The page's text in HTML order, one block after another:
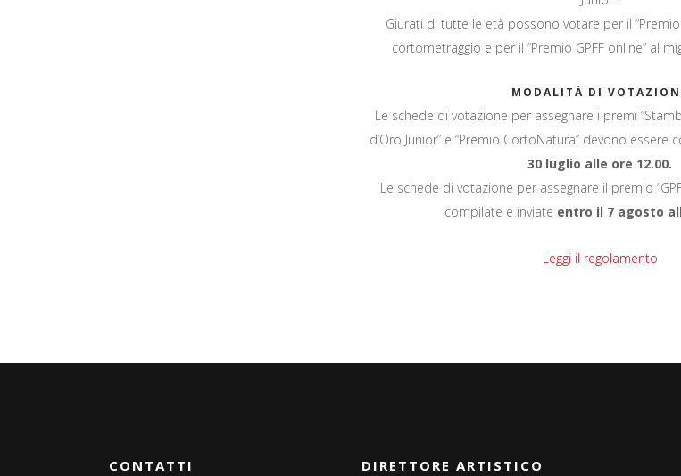
Giurati di tutte le età possono votare per il
cortometraggio e per il “Premio GPFF online” al
MODALITÀ DI
Le schede di votazione per assegnare i premi
d’Oro Junior” e “Premio CortoNatura” devono essere
30 luglio alle ore 12.00.
Le schede di votazione per assegnare il premio
compilate e inviate entro il 7 agosto
Leggi il regolamento
CONTATTI DIRETTORE ARTISTICO